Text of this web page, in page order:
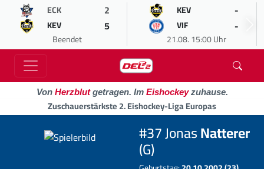
ECK 2
KEV 5
Beendet
KEV -
VIF -
21.08. 15:00 Uhr
Von Herzblutgetragen. Im Eishockeyzuhause.
Zuschauerstärkste 2. Eishockey-Liga Europas
#37 JonasNatterer
(G)